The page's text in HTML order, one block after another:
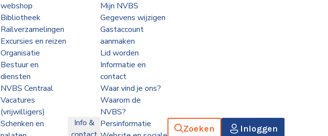
webshop
Bibliotheek
Railverzamelingen
Excursies en reizen
Organisatie
Bestuur en
diensten
NVBS Centraal
Vacatures
(vrijwilligers)
Schenken en
Info &
Mijn NVBS
Gegevens wijzigen
Gastaccount
aanmaken
Lid worden
Informatie en
contact
Waar vind je ons?
Waarom de
NVBS?
Persinformatie
Zoeken Inloggen